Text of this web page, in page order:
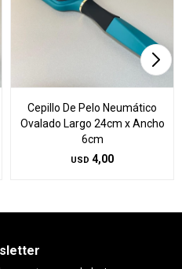
Cepillo De Pelo Neumático
Ovalado Largo 24cm x Ancho
6cm
USD 4,00